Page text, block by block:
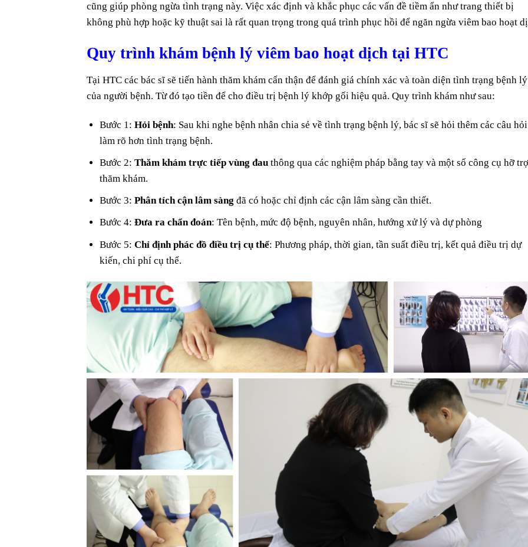
cũng giúp phòng ngừa tình trạng này. Việc xác định và khắc phục các vấn đề tiềm ẩn như trang thiết bị
không phù hợp hoặc kỹ thuật sai là rất quan trọng trong quá trình phục hồi để ngăn ngừa viêm bao hoạt
Quy trình khám bệnh lý viêm bao hoạt dịch tại HTC
Tại HTC các bác sĩ sẽ tiến hành thăm khám cẩn thận để đánh giá chính xác và toàn diện tình trạng bệnh lý
của người bệnh. Từ đó tạo tiền để cho điều trị bệnh lý khớp gối hiệu quả. Quy trình khám như sau:
Bước 1:Hỏi bệnh: Sau khi nghe bệnh nhân chia sẻ về tình trạng bệnh lý, bác sĩ sẽ hỏi thêm các câu
làm rõ hơn tình trạng bệnh.
Bước 2: Thăm khám trực tiếp vùng đau thông qua các nghiệm pháp bằng tay và một số công cụ hỡ
thăm khám.
Bước 3:Phân tích cận lâm sàng đã có hoặc chỉ định các cận lâm sàng cần thiết.
Bước 4:Đưa ra chẩn đoán: Tên bệnh, mức độ bệnh, nguyên nhân, hướng xử lý và dự phòng
Bước 5:Chỉ định phác đồ điều trị cụ thể: Phương pháp, thời gian, tần suất điều trị, kết quả điều trị dự
kiến, chi phí cụ thể.